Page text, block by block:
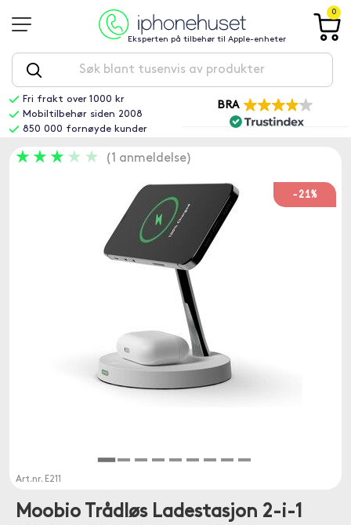
Eksperten på tilbehør til Apple-enheter
0
Fri frakt over 1000 kr
Mobiltilbehør siden 2008
850 000 fornøyde kunder
BRA
1 anmeldelse
-21%
Art.nr. E211
Moobio Trådløs Ladestasjon 2-i-1